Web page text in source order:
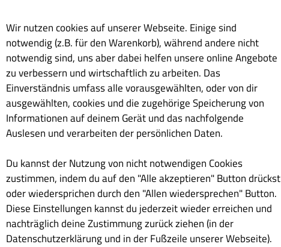
Endzeit
14:30
22:00
Lieferung Abholung
GESCHLOSSEN GESCHLOSSEN
GESCHLOSSEN GESCHLOSSEN
Wir nutzen cookies auf unserer Webseite. Einige sind
notwendig (z.B. für den Warenkorb), während andere nicht
notwendig sind, uns aber dabei helfen unsere online Angebote
zu verbessern und wirtschaftlich zu arbeiten. Das
Einverständnis umfass alle vorausgewählten, oder von dir
ausgewählten, cookies und die zugehörige Speicherung von
Informationen auf deinem Gerät und das nachfolgende
Auslesen und verarbeiten der persönlichen Daten.
Du kannst der Nutzung von nicht notwendigen Cookies
zustimmen, indem du auf den "Alle akzeptieren" Button drückst
oder wiedersprichen durch den "Allen wiedersprechen" Button.
Diese Einstellungen kannst du jederzeit wieder erreichen und
nachträglich deine Zustimmung zurück ziehen (in der
Datenschutzerklärung und in der Fußzeile unserer Webseite).